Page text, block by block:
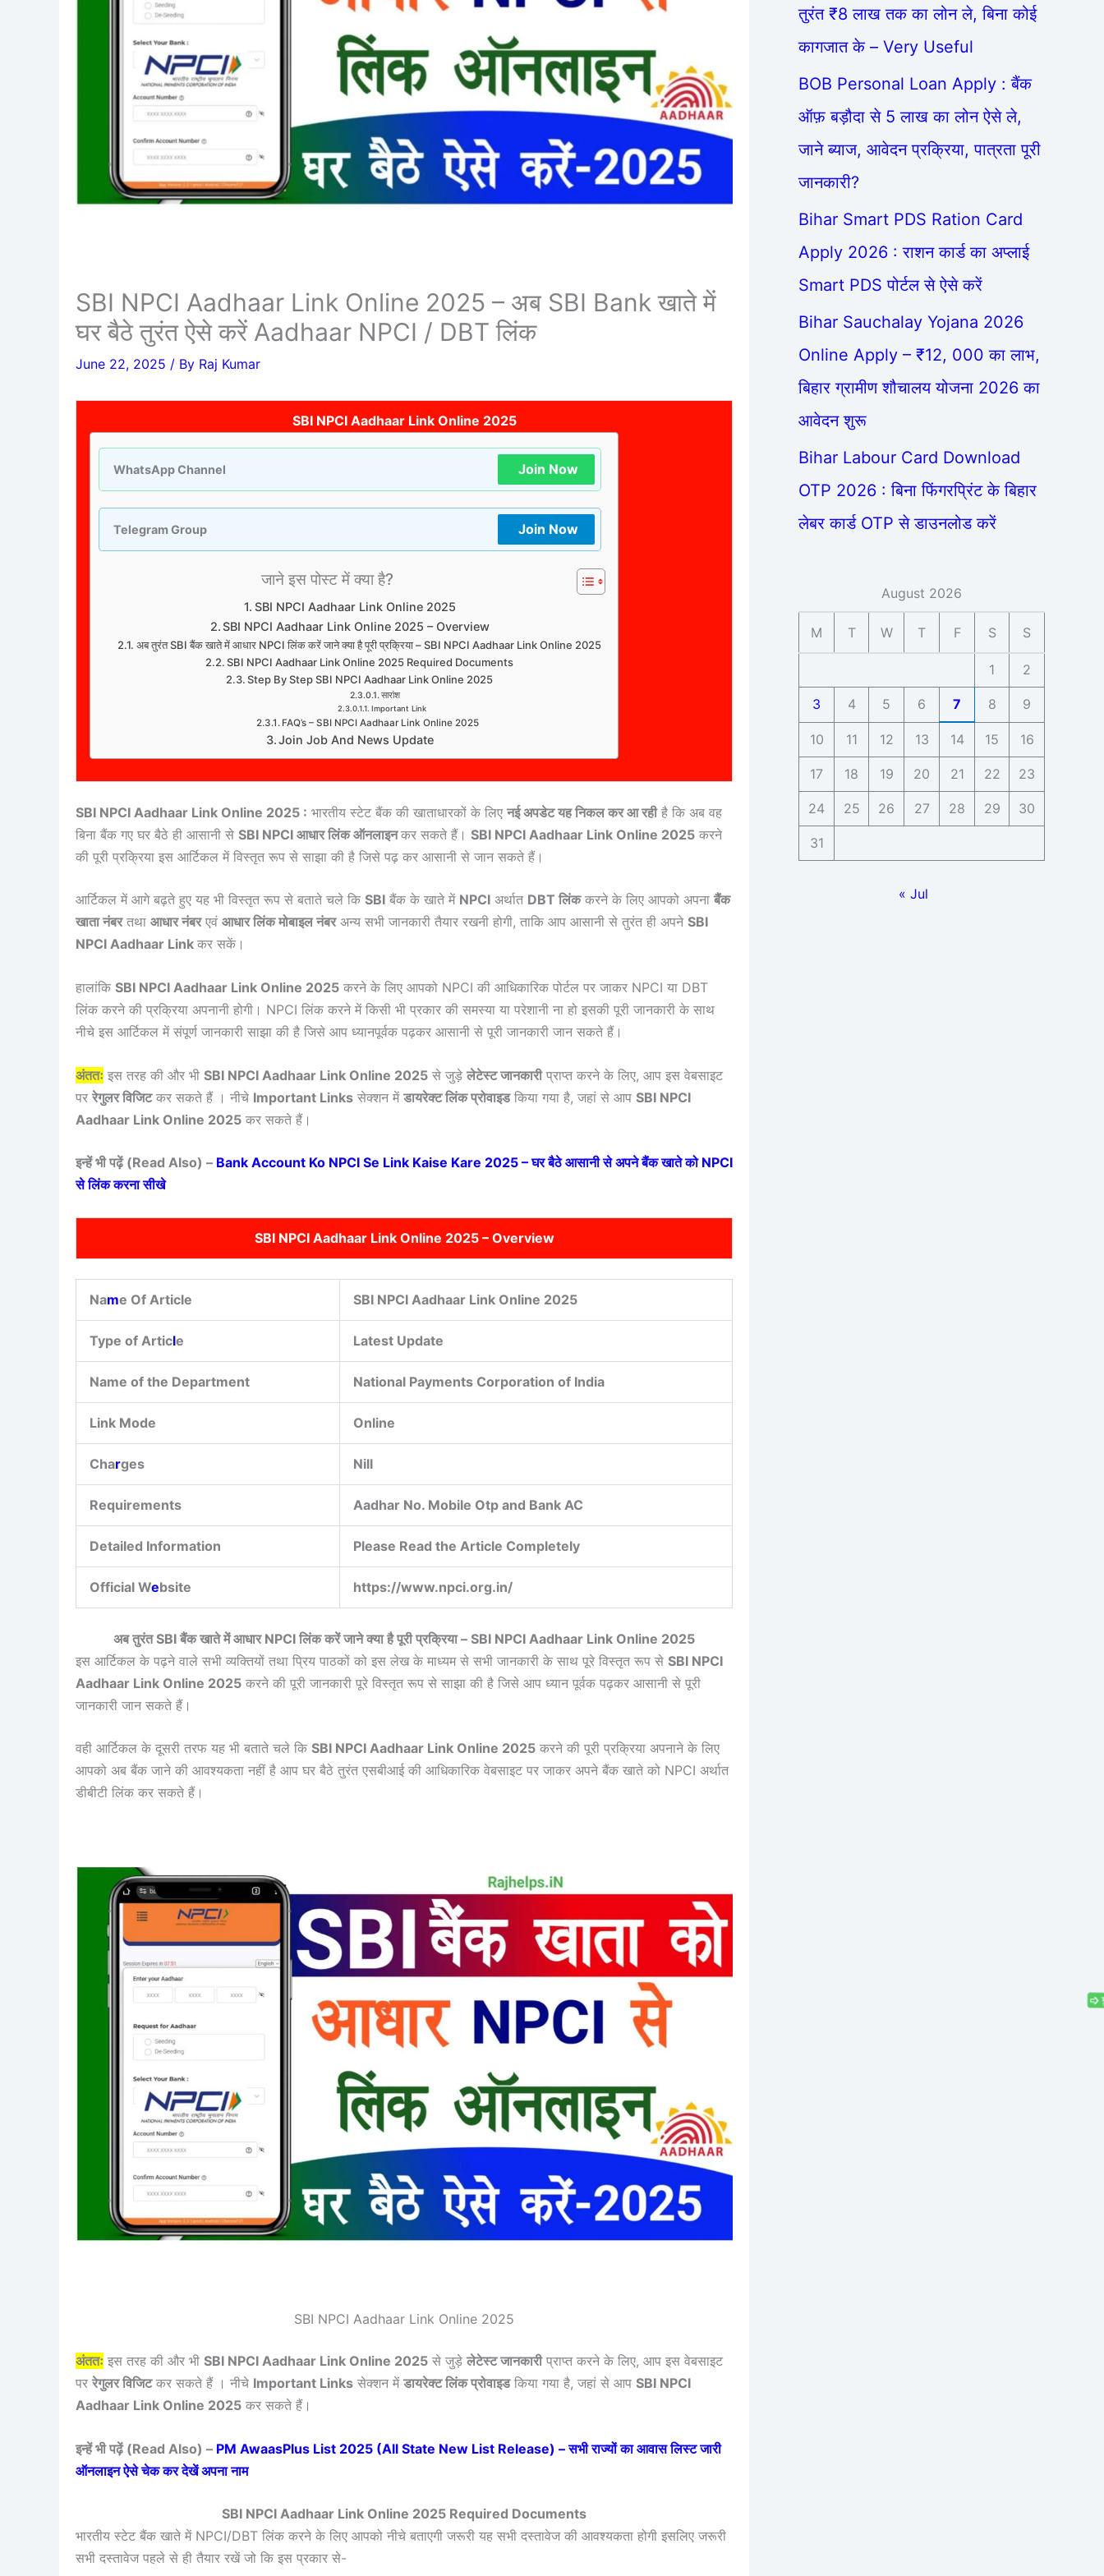
SBI NPCI Aadhaar Link Online 2025 – अब SBI Bank खाते में
घर बैठे तुरंत ऐसे करें Aadhaar NPCI / DBT लिंक
June 22, 2025 / By Raj Kumar
SBI NPCI Aadhaar Link Online 2025
WhatsApp Channel Join Now
Telegram Group Join Now
जाने इस पोस्ट में क्या है?
SBI NPCI Aadhaar Link Online 2025
SBI NPCI Aadhaar Link Online 2025 – Overview
अब तुरंत SBI बैंक खाते में आधार NPCI लिंक करें जाने क्या है पूरी प्रक्रिया – SBI NPCI Aadhaar Link Online 2025
SBI NPCI Aadhaar Link Online 2025 Required Documents
Step By Step SBI NPCI Aadhaar Link Online 2025
सारांश
Important Link
FAQ’s – SBI NPCI Aadhaar Link Online 2025
Join Job And News Update
SBI NPCI Aadhaar Link Online 2025 : भारतीय स्टेट बैंक की खाताधारकों के लिए नई अपडेट यह निकल कर आ रहीहै कि अब वह
बिना बैंक गए घर बैठे ही आसानी से SBI NPCI आधार लिंक ऑनलाइनकर सकते हैं। SBI NPCI Aadhaar Link Online 2025 करने
की पूरी प्रक्रिया इस आर्टिकल में विस्तृत रूप से साझा की है जिसे पढ़ कर आसानी से जान सकते हैं।
आर्टिकल में आगे बढ़ते हुए यह भी विस्तृत रूप से बताते चले कि SBI बैंक के खाते में NPCI अर्थात DBT लिंककरने के लिए आपको अपना बैंक
खाता नंबरतथा आधार नंबरएवं आधार लिंक मोबाइल नंबरअन्य सभी जानकारी तैयार रखनी होगी, ताकि आप आसानी से तुरंत ही अपने SBI
NPCI Aadhaar Link कर सकें।
हालांकि SBI NPCI Aadhaar Link Online 2025 करने के लिए आपको NPCI की आधिकारिक पोर्टल पर जाकर NPCI या DBT
लिंक करने की प्रक्रिया अपनानी होगी। NPCI लिंक करने में किसी भी प्रकार की समस्या या परेशानी ना हो इसकी पूरी जानकारी के साथ
नीचे इस आर्टिकल में संपूर्ण जानकारी साझा की है जिसे आप ध्यानपूर्वक पढ़कर आसानी से पूरी जानकारी जान सकते हैं।
अंततः इस तरह की और भी SBI NPCI Aadhaar Link Online 2025 से जुड़े लेटेस्ट जानकारीप्राप्त करने के लिए, आप इस वेबसाइट
पर रेगुलर विजिटकर सकते हैं । नीचे Important Links सेक्शन में डायरेक्ट लिंक प्रोवाइडकिया गया है, जहां से आप SBI NPCI
Aadhaar Link Online 2025 कर सकते हैं।
इन्हें भी पढ़ें (Read Also) – Bank Account Ko NPCI Se Link Kaise Kare 2025 – घर बैठे आसानी से अपने बैंक खाते को NPCI
से लिंक करना सीखे
SBI NPCI Aadhaar Link Online 2025 – Overview
Name Of Article SBI NPCI Aadhaar Link Online 2025
Type of Article Latest Update
Name of the Department National Payments Corporation of India
Link Mode Online
Charges Nill
Requirements Aadhar No. Mobile Otp and Bank AC
Detailed Information Please Read the Article Completely
Official Website https://www.npci.org.in/
अब तुरंत SBI बैंक खाते में आधार NPCI लिंक करें जाने क्या है पूरी प्रक्रिया – SBI NPCI Aadhaar Link Online 2025
इस आर्टिकल के पढ़ने वाले सभी व्यक्तियों तथा प्रिय पाठकों को इस लेख के माध्यम से सभी जानकारी के साथ पूरे विस्तृत रूप से SBI NPCI
Aadhaar Link Online 2025 करने की पूरी जानकारी पूरे विस्तृत रूप से साझा की है जिसे आप ध्यान पूर्वक पढ़कर आसानी से पूरी
जानकारी जान सकते हैं।
वही आर्टिकल के दूसरी तरफ यह भी बताते चले कि SBI NPCI Aadhaar Link Online 2025 करने की पूरी प्रक्रिया अपनाने के लिए
आपको अब बैंक जाने की आवश्यकता नहीं है आप घर बैठे तुरंत एसबीआई की आधिकारिक वेबसाइट पर जाकर अपने बैंक खाते को NPCI अर्थात
डीबीटी लिंक कर सकते हैं।
SBI NPCI Aadhaar Link Online 2025
अंततः इस तरह की और भी SBI NPCI Aadhaar Link Online 2025 से जुड़े लेटेस्ट जानकारीप्राप्त करने के लिए, आप इस वेबसाइट
पर रेगुलर विजिटकर सकते हैं । नीचे Important Links सेक्शन में डायरेक्ट लिंक प्रोवाइडकिया गया है, जहां से आप SBI NPCI
Aadhaar Link Online 2025 कर सकते हैं।
इन्हें भी पढ़ें (Read Also) – PM AwaasPlus List 2025 (All State New List Release) – सभी राज्यों का आवास लिस्ट जारी
ऑनलाइन ऐसे चेक कर देखें अपना नाम
SBI NPCI Aadhaar Link Online 2025 Required Documents
भारतीय स्टेट बैंक खाते में NPCI/DBT लिंक करने के लिए आपको नीचे बताएगी जरूरी यह सभी दस्तावेज की आवश्यकता होगी इसलिए जरूरी
सभी दस्तावेज पहले से ही तैयार रखें जो कि इस प्रकार से-
तुरंत ₹8 लाख तक का लोन ले, बिना कोई
कागजात के – Very Useful
BOB Personal Loan Apply : बैंक
ऑफ़ बड़ौदा से 5 लाख का लोन ऐसे ले,
जाने ब्याज, आवेदन प्रक्रिया, पात्रता पूरी
जानकारी?
Bihar Smart PDS Ration Card
Apply 2026 : राशन कार्ड का अप्लाई
Smart PDS पोर्टल से ऐसे करें
Bihar Sauchalay Yojana 2026
Online Apply – ₹12, 000 का लाभ,
बिहार ग्रामीण शौचालय योजना 2026 का
आवेदन शुरू
Bihar Labour Card Download
OTP 2026 : बिना फिंगरप्रिंट के बिहार
लेबर कार्ड OTP से डाउनलोड करें
August 2026
M T W T F S S
1 2
3 4 5 6 7 8 9
10 11 12 13 14 15 16
17 18 19 20 21 22 23
24 25 26 27 28 29 30
31
« Jul